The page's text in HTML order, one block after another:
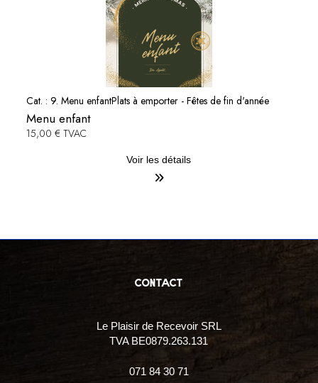
Cat. : 9. Menu enfantPlats à emporter - Fêtes de fin d'année
Menu enfant
15,00 € TVAC
Voir les détails
contact
Le Plaisir de Recevoir SRL
TVA BE0879.263.131
071 84 30 71